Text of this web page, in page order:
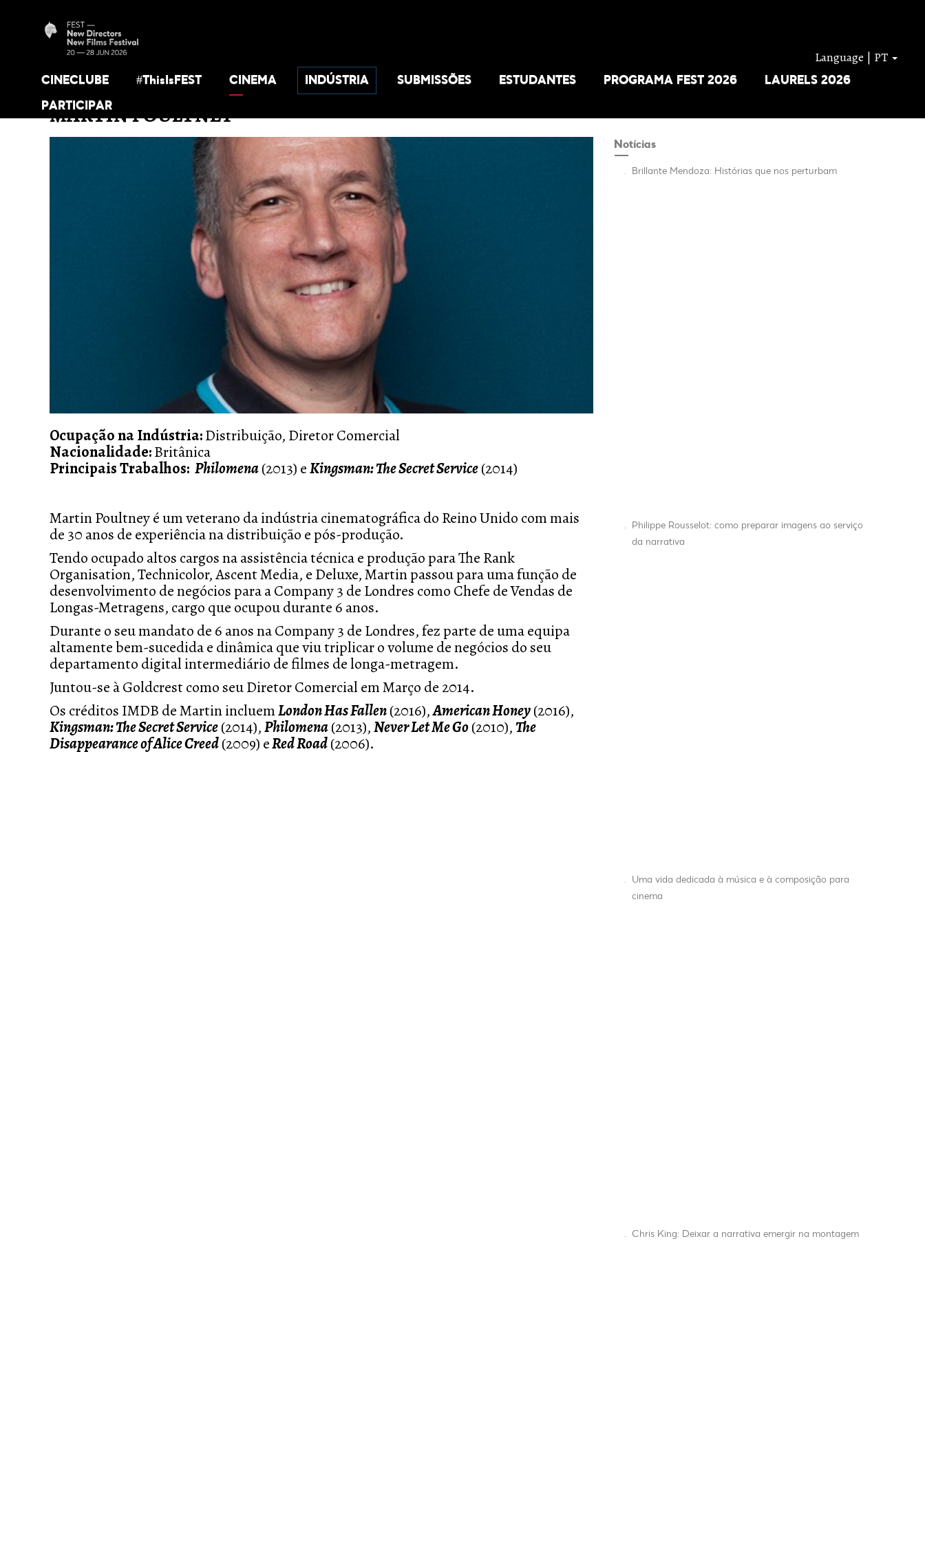
CINECLUBE #ThisIsFEST CINEMA INDÚSTRIA SUBMISSÕES ESTUDANTES PROGRAMA FEST 2026
LAURELS 2026
PARTICIPAR
Language | PT
MARTIN POULTNEY
Ocupação na Indústria:Distribuição, Diretor Comercial
Nacionalidade:Britânica
Principais Trabalhos: Philomena(2013) eKingsman: The Secret Service(2014)
Martin Poultney é um veterano da indústria cinematográfica do Reino Unido com mais
de 30 anos de experiência na distribuição e pós-produção.
Tendo ocupado altos cargos na assistência técnica e produção para The Rank
Organisation, Technicolor, Ascent Media, e Deluxe, Martin passou para uma função de
desenvolvimento de negócios para a Company 3 de Londres como Chefe de Vendas de
Longas-Metragens, cargo que ocupou durante 6 anos.
Durante o seu mandato de 6 anos na Company 3 de Londres, fez parte de uma equipa
altamente bem-sucedida e dinâmica que viu triplicar o volume de negócios do seu
departamento digital intermediário de filmes de longa-metragem.
Juntou-se à Goldcrest como seu Diretor Comercial em Março de 2014.
Os créditos IMDB de Martin incluemLondon Has Fallen(2016),American Honey(2016),
Kingsman: The Secret Service(2014),Philomena(2013),Never Let Me Go(2010),The
Disappearance of Alice Creed(2009) eRed Road(2006).
Notícias
. Brillante Mendoza: Histórias que nos perturbam
.
Philippe Rousselot: como preparar imagens ao serviço
da narrativa
.
Uma vida dedicada à música e à composição para
cinema
. Chris King: Deixar a narrativa emergir na montagem